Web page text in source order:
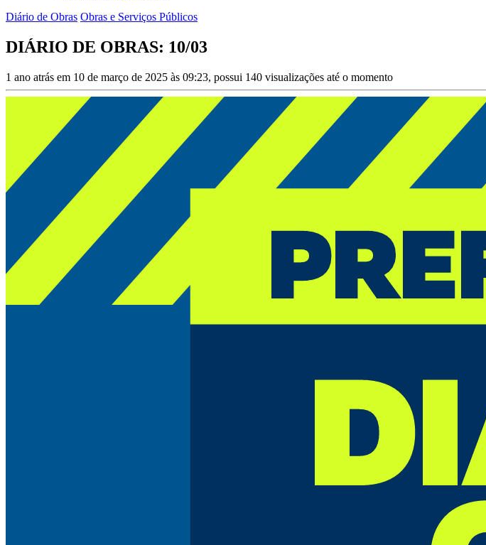
Diário de Obras Obras e Serviços Públicos
DIÁRIO DE OBRAS: 10/03
1 ano atrás em 10 de março de 2025 às 09:23, possui 140 visualizações até o momento